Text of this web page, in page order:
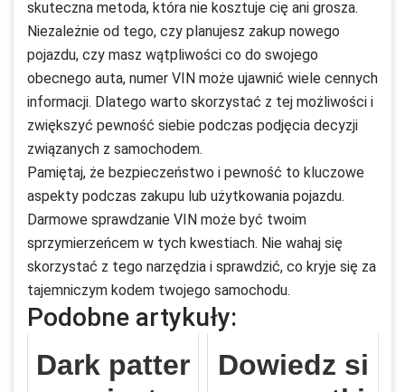
skuteczna metoda, która nie kosztuje cię ani grosza.
Niezależnie od tego, czy planujesz zakup nowego
pojazdu, czy masz wątpliwości co do swojego
obecnego auta, numer VIN może ujawnić wiele cennych
informacji. Dlatego warto skorzystać z tej możliwości i
zwiększyć pewność siebie podczas podjęcia decyzji
związanych z samochodem.
Pamiętaj, że bezpieczeństwo i pewność to kluczowe
aspekty podczas zakupu lub użytkowania pojazdu.
Darmowe sprawdzanie VIN może być twoim
sprzymierzeńcem w tych kwestiach. Nie wahaj się
skorzystać z tego narzędzia i sprawdzić, co kryje się za
tajemniczym kodem twojego samochodu.
Podobne artykuły:
Dark patter
Dowiedz si